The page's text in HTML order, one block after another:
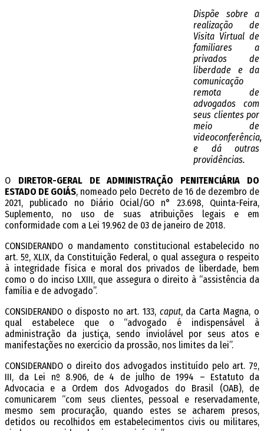
Dispõe sobre a
realização de
Visita Virtual de
familiares a
privados de
liberdade e da
comunicação
remota de
advogados com
seus clientes por
meio de
videoconferência,
e dá outras
providências.
O DIRETOR-GERAL DE ADMINISTRAÇÃO PENITENCIÁRIA DO
ESTADO DE GOIÁS, nomeado pelo Decreto de 16 de dezembro de
2021, publicado no Diário Oficial/GO n° 23.698, Quinta-Feira,
Suplemento, no uso de suas atribuições legais e em
conformidade com a Lei 19.962 de 03 de janeiro de 2018.
CONSIDERANDO o mandamento constitucional estabelecido no
art. 5º, XLIX, da Constituição Federal, o qual assegura o respeito
à integridade física e moral dos privados de liberdade, bem
como o do inciso LXIII, que assegura o direito à “assistência da
família e de advogado”.
CONSIDERANDO o disposto no art. 133, caput, da Carta Magna, o
qual estabelece que o “advogado é indispensável à
administração da justiça, sendo inviolável por seus atos e
manifestações no exercício da profissão, nos limites da lei”.
CONSIDERANDO o direito dos advogados instituído pelo art. 7º,
III, da Lei nº 8.906, de 4 de julho de 1994 – Estatuto da
Advocacia e a Ordem dos Advogados do Brasil (OAB), de
comunicarem “com seus clientes, pessoal e reservadamente,
mesmo sem procuração, quando estes se acharem presos,
detidos ou recolhidos em estabelecimentos civis ou militares,